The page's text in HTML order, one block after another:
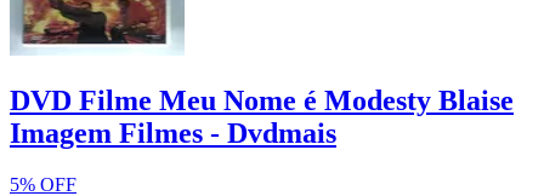
DVD Filme Meu Nome é Modesty Blaise
Imagem Filmes - Dvdmais
5% OFF